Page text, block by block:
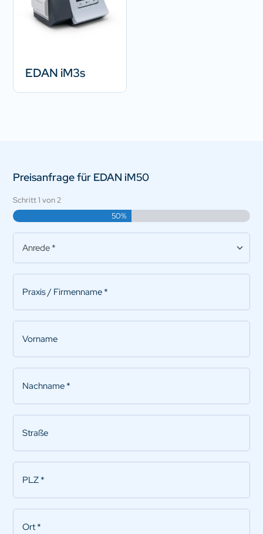
EDAN iM3s
Preisanfrage für EDAN iM50
Schritt1 von2
50%
Anrede
Praxis/Firmenname
Vorname
Nachname
Straße
PLZ
Ort